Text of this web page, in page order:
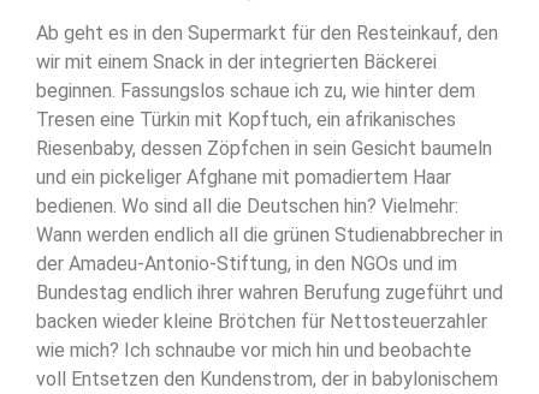
Ab geht es in den Supermarkt für den Resteinkauf, den
wir mit einem Snack in der integrierten Bäckerei
beginnen. Fassungslos schaue ich zu, wie hinter dem
Tresen eine Türkin mit Kopftuch, ein afrikanisches
Riesenbaby, dessen Zöpfchen in sein Gesicht baumeln
und ein pickeliger Afghane mit pomadiertem Haar
bedienen. Wo sind all die Deutschen hin? Vielmehr:
Wann werden endlich all die grünen Studienabbrecher in
der Amadeu-Antonio-Stiftung, in den NGOs und im
Bundestag endlich ihrer wahren Berufung zugeführt und
backen wieder kleine Brötchen für Nettosteuerzahler
wie mich? Ich schnaube vor mich hin und beobachte
voll Entsetzen den Kundenstrom, der in babylonischem